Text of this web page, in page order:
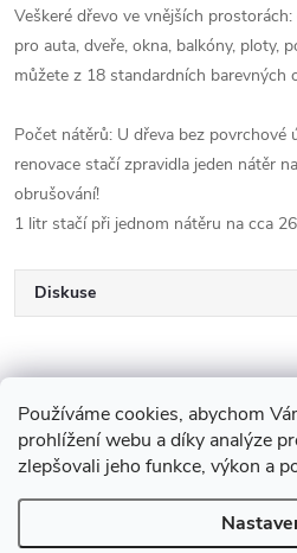
Používáme cookies, abychom
prohlížení webu a díky analýze
zlepšovali jeho funkce, výkon a
Veškeré dřevo ve vnějších
pro auta, dveře, okna, balkóny, ploty,
můžete z 18 standardních barevných
Počet nátěrů: U dřeva bez povrchové
renovace stačí zpravidla jeden nátěr
obrušování!
1 litr stačí při jednom nátěru na cca
Diskuse
Z
Drevobis Horoměřice.